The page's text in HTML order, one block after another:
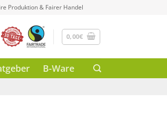
Produktion & Fairer Handel
0,00€
B-Ware